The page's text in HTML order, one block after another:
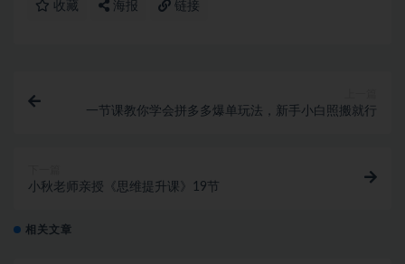
收藏 海报 链接
一节课教你学会拼多多爆单玩法，新手小白照搬就行
小秋老师亲授《思维提升课》19节
相关文章